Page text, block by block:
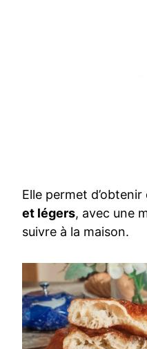
Elle permet d’obtenir
et légers, avec une
suivre à la maison.